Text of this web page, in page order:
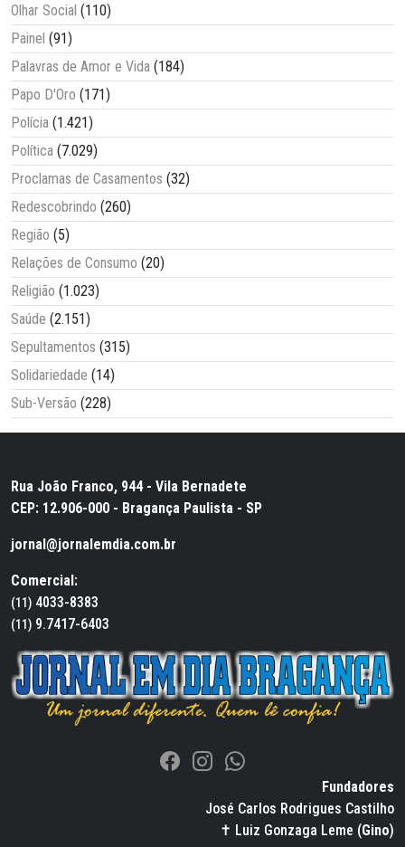
Olhar Social (110)
Painel (91)
Palavras de Amor e Vida (184)
Papo D'Oro (171)
Polícia (1.421)
Política (7.029)
Proclamas de Casamentos (32)
Redescobrindo (260)
Região (5)
Relações de Consumo (20)
Religião (1.023)
Saúde (2.151)
Sepultamentos (315)
Solidariedade (14)
Sub-Versão (228)
Rua João Franco, 944 - Vila Bernadete
CEP: 12.906-000 - Bragança Paulista - SP
jornal@jornalemdia.com.br
Comercial:
(11) 4033-8383
(11) 9.7417-6403
Fundadores
José Carlos Rodrigues Castilho
✝ Luiz Gonzaga Leme (Gino)